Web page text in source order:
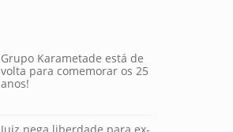
Grupo Karametade está de
volta para comemorar os 25
anos!